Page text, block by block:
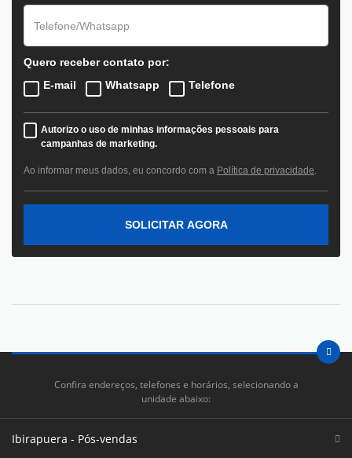
Quero receber contato por:
E-mail
Whatsapp Telefone
Autorizo o uso de minhas informações pessoais para
campanhas de marketing.
Ao informar meus dados, eu concordo com a Política de privacidade.
SOLICITAR AGORA
Confira endereços, telefones e horários, selecionando a
unidade abaixo:
Ibirapuera - Pós-vendas